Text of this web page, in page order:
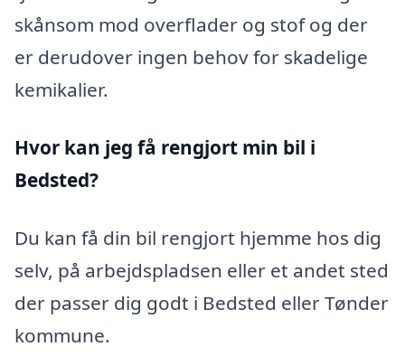
skånsom mod overflader og stof og der
er derudover ingen behov for skadelige
kemikalier.
Hvor kan jeg få rengjort min bil i
Bedsted?
Du kan få din bil rengjort hjemme hos dig
selv, på arbejdspladsen eller et andet sted
der passer dig godt i Bedsted eller Tønder
kommune.